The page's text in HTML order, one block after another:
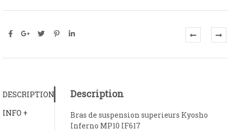
DESCRIPTION
INFO +
Description
Bras de suspension superieurs Kyosho
Inferno MP10 IF617